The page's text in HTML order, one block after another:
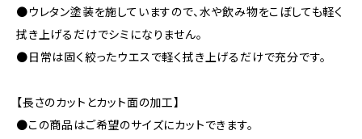
●ウレタン塗装を施していますので、水や飲み物をこぼしても軽く
拭き上げるだけでシミになりません。
●日常は固く絞ったウエスで軽く拭き上げるだけで充分です。
【長さのカットとカット面の加工】
●この商品はご希望のサイズにカットできます。